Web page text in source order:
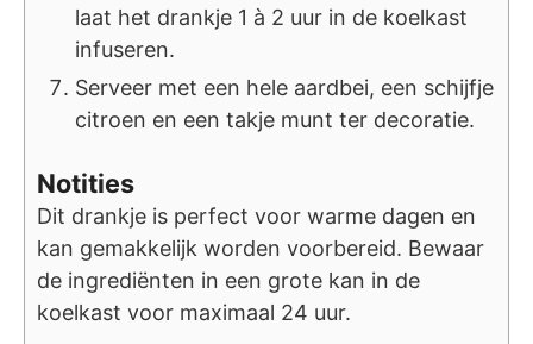
laat het drankje 1 à 2 uur in de koelkast
infuseren.
Serveer met een hele aardbei, een schijfje
citroen en een takje munt ter decoratie.
Notities
Dit drankje is perfect voor warme dagen en
kan gemakkelijk worden voorbereid. Bewaar
de ingrediënten in een grote kan in de
koelkast voor maximaal 24 uur.